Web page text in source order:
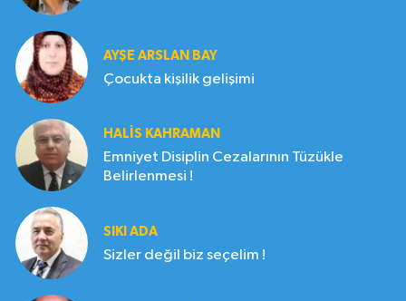
AYŞE ARSLAN BAY
Çocukta kişilik gelişimi
HALIS KAHRAMAN
Emniyet Disiplin Cezalarının Tüzükle
Belirlenmesi !
SIKI ADA
Sizler değil biz seçelim !